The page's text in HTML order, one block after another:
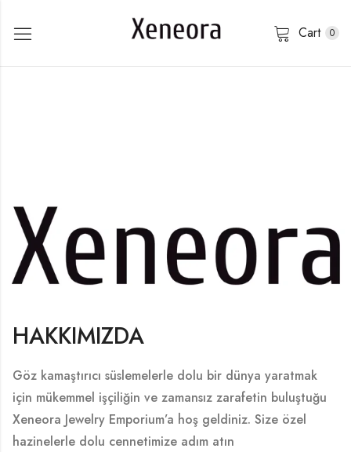
Cart 0
HAKKIMIZDA
Göz kamaştırıcı süslemelerle dolu bir dünya yaratmak
için mükemmel işçiliğin ve zamansız zarafetin buluştuğu
Xeneora Jewelry Emporium’a hoş geldiniz. Size özel
hazinelerle dolu cennetimize adım atın